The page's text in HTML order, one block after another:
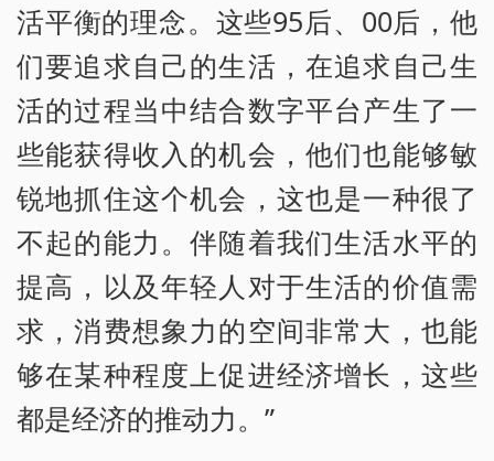
活平衡的理念。这些95后、00后，他
们要追求自己的生活，在追求自己生
活的过程当中结合数字平台产生了一
些能获得收入的机会，他们也能够敏
锐地抓住这个机会，这也是一种很了
不起的能力。伴随着我们生活水平的
提高，以及年轻人对于生活的价值需
求，消费想象力的空间非常大，也能
够在某种程度上促进经济增长，这些
都是经济的推动力。”